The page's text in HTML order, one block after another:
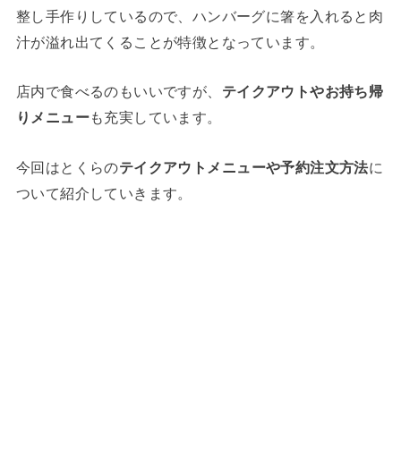
整し手作りしているので、ハンバーグに箸を入れると肉
汁が溢れ出てくることが特徴となっています。
店内で食べるのもいいですが、 テイクアウトやお持ち帰
りメニューも充実しています。
今回はとくらのテイクアウトメニューや予約注文方法に
ついて紹介していきます。